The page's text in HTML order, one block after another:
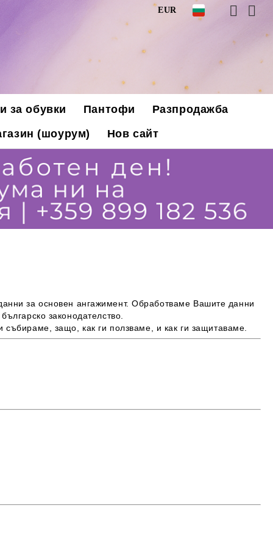
EUR
за обувки Пантофи
Разпродажба
(шоурум)
Нов сайт
за основен ангажимент. Обработваме Вашите данни
законодателство.
защо, как ги ползваме, и как ги защитаваме.